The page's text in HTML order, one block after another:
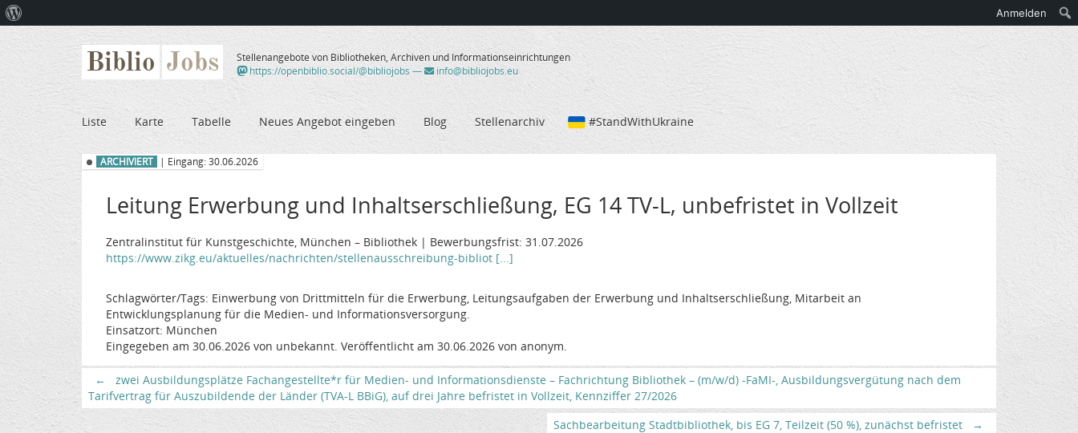
Biblio Jobs
Stellenangebote von Bibliotheken, Archiven und Informationseinrichtungen
https://openbiblio.social/@bibliojobs — info@bibliojobs.eu
Liste Karte Tabelle Neues Angebot eingeben Blog Stellenarchiv #StandWithUkraine
ARCHIVIERT | Eingang: 30.06.2026
Leitung Erwerbung und Inhaltserschließung, EG 14 TV-L, unbefristet in Vollzeit
Zentralinstitut für Kunstgeschichte, München – Bibliothek | Bewerbungsfrist: 31.07.2026
https://www.zikg.eu/aktuelles/nachrichten/stellenausschreibung-bibliot [...]
Schlagwörter/Tags: Einwerbung von Drittmitteln für die Erwerbung, Leitungsaufgaben der Erwerbung und Inhaltserschließung, Mitarbeit an
Entwicklungsplanung für die Medien- und Informationsversorgung.
Einsatzort: München
Eingegeben am 30.06.2026 von unbekannt. Veröffentlicht am 30.06.2026 von anonym.
←
zwei Ausbildungsplätze Fachangestellte*r für Medien- und Informationsdienste – Fachrichtung Bibliothek – (m/w/d) -FaMI-, Ausbildungsvergütung nach dem
Tarifvertrag für Auszubildende der Länder (TVA-L BBiG), auf drei Jahre befristet in Vollzeit, Kennziffer 27/2026
Sachbearbeitung Stadtbibliothek, bis EG 7, Teilzeit (50 %), zunächst befristet
→
WordPress
Anmelden